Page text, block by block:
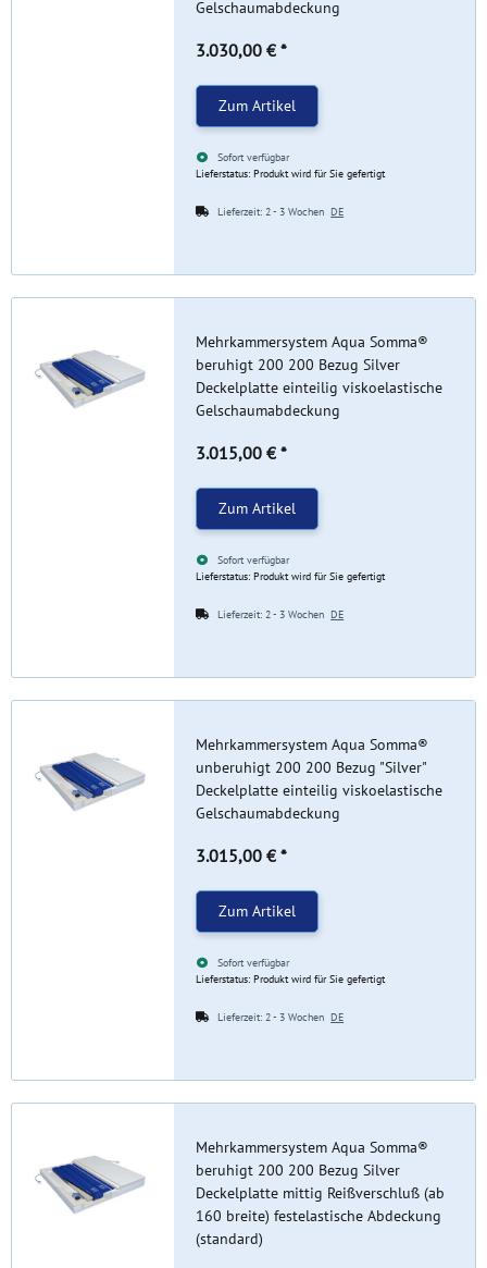
Gelschaumabdeckung
3.030,00 € *
Zum Artikel
Sofort verfügbar
Lieferstatus: Produkt wird für Sie gefertigt
Lieferzeit:2 - 3 WochenDE
Mehrkammersystem Aqua Somma®
beruhigt 200 200 Bezug Silver
Deckelplatte einteilig viskoelastische
Gelschaumabdeckung
3.015,00 € *
Zum Artikel
Sofort verfügbar
Lieferstatus: Produkt wird für Sie gefertigt
Lieferzeit:2 - 3 WochenDE
Mehrkammersystem Aqua Somma®
unberuhigt 200 200 Bezug "Silver"
Deckelplatte einteilig viskoelastische
Gelschaumabdeckung
3.015,00 € *
Zum Artikel
Sofort verfügbar
Lieferstatus: Produkt wird für Sie gefertigt
Lieferzeit:2 - 3 WochenDE
Mehrkammersystem Aqua Somma®
beruhigt 200 200 Bezug Silver
Deckelplatte mittig Reißverschluß (ab
160 breite) festelastische Abdeckung
(standard)